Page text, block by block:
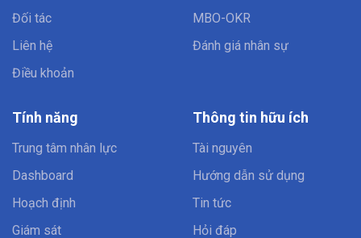
Đối tác
Liên hệ
Điều khoản
MBO-OKR
Đánh giá nhân sự
Tính năng
Trung tâm nhân lực
Dashboard
Hoạch định
Giám sát
Thông tin hữu ích
Tài nguyên
Hướng dẫn sử dụng
Tin tức
Hỏi đáp